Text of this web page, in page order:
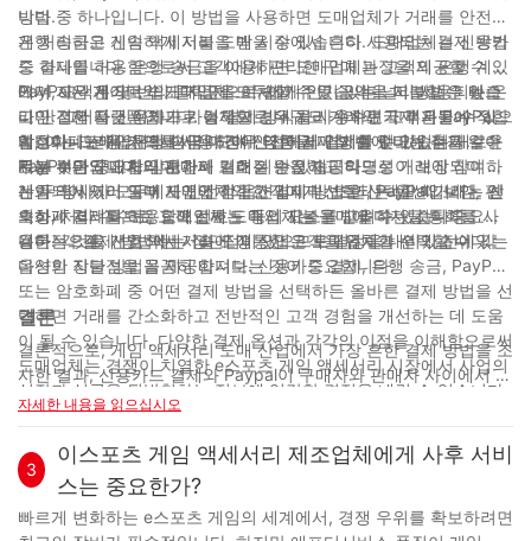
니다.
방법 중 하나입니다. 이 방법을 사용하면 도매업체가 거래를 안전하
게 처리하고 신속하게 지불을 받을 수 있습니다. 도매업체는 신용카
드 결제를 허용함으로써 고객에게 편리한 구매 과정을 제공할 수 있
으며, 고객은 몇 번의 클릭만으로 쉽게 주문 금액을 지불할 수 있습
니다. 그러나 신용카드로 결제할 경우 처리 수수료가 부과될 수 있으
며, 이는 도매업체의 이익 마진에 영향을 미칠 수 있다는 점을 알아
두는 것이 중요합니다.
은행 송금은 게임 액세서리 도매 시장에서 흔히 사용되는 결제 방법
중 하나입니다. 은행 송금을 이용하면 도매업체는 고객의 은행 계좌
에서 자사 계좌로 쉽게 자금을 이체할 수 있습니다. 이 방법은 빠르
고 안전한 자금 이체가 가능하므로 대규모 거래와 국제 지불에 적합
합니다. 그러나 은행 송금의 경우 다른 결제 방법에 비해 추가 수수
료가 부과되고 처리 시간이 길어질 수 있습니다.
PayPal은 게이머와 도매업체 모두에게 인기 있는 널리 사용되는 온
라인 결제 플랫폼입니다. 이 결제 방식을 사용하면 고객은 PayPal
계정이나 신용 카드를 사용하여 안전하게 결제할 수 있습니다.
PayPal은 구매자와 판매자 보호 기능을 제공하므로 거래에 참여하
는 두 당사자 모두에게 안전한 옵션입니다. 또한, PayPal 거래는 신
속하게 처리되므로 도매업체는 즉시 지불을 받을 수 있습니다.
암호화폐는 게임 액세서리 도매 산업에서 인기를 얻고 있는 새로운
지불 수단입니다. 암호화폐 거래는 안전하고 익명성이 보장되며 분
산화되어 있어 일부 도매업체와 고객에게 선호되는 옵션입니다. 암
호화폐 결제를 허용함으로써 도매업체는 구매에 디지털 통화를 사
용하는 것을 선호하는 기술에 정통한 고객을 유치할 수 있습니다.
게임 액세서리 도매 사업에 적합한 결제 방법을 선택할 때 보안, 편
의성, 처리 수수료, 고객 선호도 등의 요소를 고려하는 것이 중요합
니다. 각 결제 방법에는 장단점이 있으므로 결정을 내리기 전에 각
옵션의 장단점을 꼼꼼히 따져보는 것이 중요합니다.
결론적으로, 게임 액세서리 도매 산업은 도매업체가 선택할 수 있는
다양한 지불 방법을 제공합니다. 신용카드 결제, 은행 송금, PayPal
또는 암호화폐 중 어떤 결제 방법을 선택하든 올바른 결제 방법을 선
택하면 거래를 간소화하고 전반적인 고객 경험을 개선하는 데 도움
이 될 수 있습니다. 다양한 결제 옵션과 각각의 이점을 이해함으로써
도매업체는 경쟁이 치열한 e스포츠 게임 액세서리 시장에서 사업의
성장과 성공을 뒷받침하는 정보에 입각한 결정을 내릴 수 있습니다.
결론
결론적으로, 게임 액세서리 도매 산업에서 가장 흔한 결제 방법을 조
사한 결과, 신용카드 결제와 Paypal이 구매자와 판매자 사이에서 가
장 널리 사용되는 옵션이라는 것이 분명해졌습니다. 이러한 방법은
원활하고 안정적으로 만들어줍니다. 게임 산업이 계속해서 성장하
고 발전함에 따라 도매업체는 변화하는 환경에 적응하고 다양한 고
객 요구 사항을 충족하기 위해 다양한 결제 옵션을 제공하는 것이 중
요합니다. 도매업체는 지불 방법에 대한 선호도와 추세를 이해함으
자세한 내용을 읽으십시오
3
이스포츠 게임 액세서리 제조업체에게 사후 서비
스는 중요한가?
빠르게 변화하는 e스포츠 게임의 세계에서, 경쟁 우위를 확보하려면